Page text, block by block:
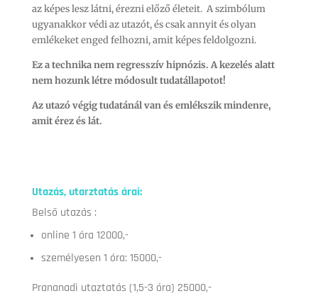
az képes lesz látni, érezni előző életeit. A szimbólum
ugyanakkor védi az utazót, és csak annyit és olyan
emlékeket enged felhozni, amit képes feldolgozni.
Ez a technika nem regresszív hipnózis. A kezelés alatt
nem hozunk létre módosult tudatállapotot!
Az utazó végig tudatánál van és emlékszik mindenre,
amit érez és lát.
Utazás, utarztatás árai:
Belső utazás :
online 1 óra 12000,-
személyesen 1 óra: 15000,-
Prananadi utaztatás (1,5-3 óra) 25000,-